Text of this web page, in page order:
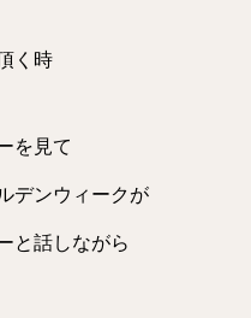
く時
を見て
デンウィークが
と話しながら